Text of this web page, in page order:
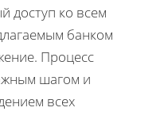
доступ ко всем
банком
Процесс
шагом и
всех